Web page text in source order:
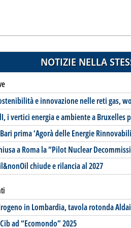
NOTIZIE NELLA
e innovazione nelle reti gas,
i vertici energia e ambiente a Bruxelles
prima ‘Agorà delle Energie
a Roma la “Pilot Nuclear
chiude e rilancia al 2027
in Lombardia, tavola rotonda Aldai
ad “Ecomondo” 2025